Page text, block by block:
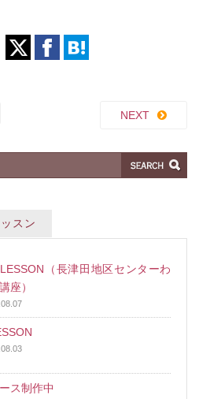
NEXT
スン
（長津田地区センターわ
座）
ス制作中